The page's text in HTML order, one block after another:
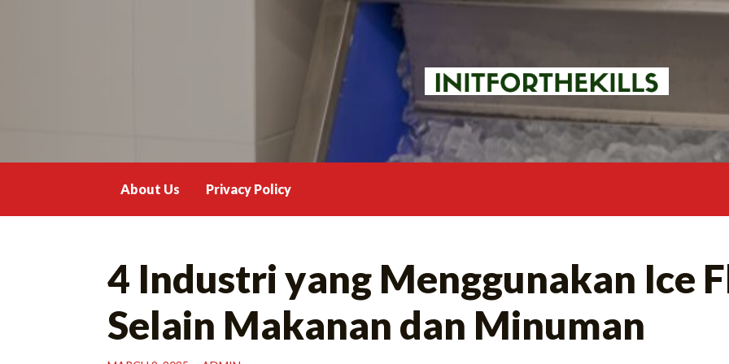
About Us Privacy Policy
4 Industri yang Menggunakan Ice
Selain Makanan dan Minuman